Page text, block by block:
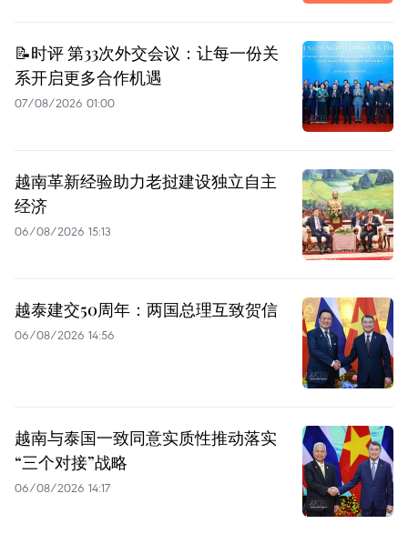
📝时评 第33次外交会议：让每一份关
系开启更多合作机遇
07/08/2026 01:00
越南革新经验助力老挝建设独立自主
经济
06/08/2026 15:13
越泰建交50周年：两国总理互致贺信
06/08/2026 14:56
越南与泰国一致同意实质性推动落实
“三个对接”战略
06/08/2026 14:17